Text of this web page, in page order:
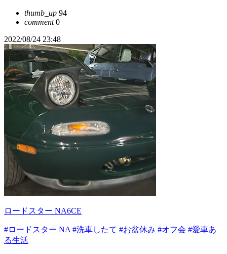
thumb_up 94
comment0
2022/08/24 23:48
ロードスター NA6CE
#ロードスター NA #洗車したて #お盆休み #オフ会 #愛車あ
る生活